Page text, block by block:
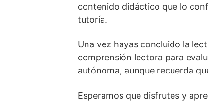
contenido didáctico que lo
tutoría.
Una vez hayas concluido la
comprensión lectora para
autónoma, aunque recuerda
Esperamos que disfrutes y